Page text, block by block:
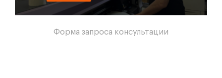
Форма запроса консультации